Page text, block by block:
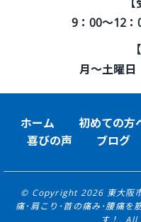
9：00～12
月～土曜日
ホーム 初めての方
喜びの声
ブログ
© Copyright 2026 東大阪
痛･肩こり･首の痛み･腰痛を
す！.